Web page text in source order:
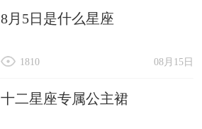
8月5日是什么星座
08月15日
1810
十二星座专属公主裙